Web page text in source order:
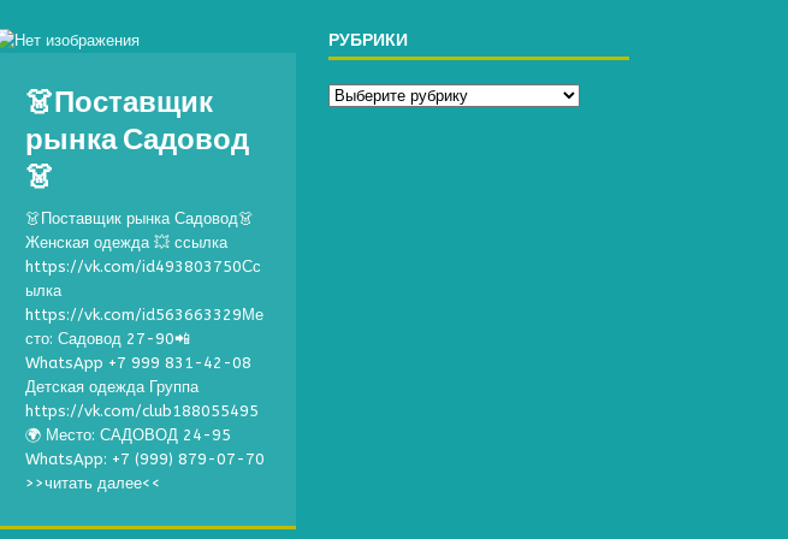
👗Поставщик
рынка Садовод
👗
👗Поставщик рынка Садовод👗
Женская одежда 💥 ссылка
https://vk.com/id493803750Сс
ылка
https://vk.com/id563663329Ме
сто: Садовод 27-90📲
WhatsApp +7 999 831-42-08
Детская одежда Группа
https://vk.com/club188055495
🌍 Место: САДОВОД 24-95
WhatsApp: +7 (999) 879-07-70
>>читать далее<<
РУБРИКИ